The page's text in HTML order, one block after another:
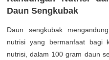
Daun Sengkubak
Daun sengkubak
nutrisi yang bermanfaat bagi
nutrisi, dalam 100 gram daun